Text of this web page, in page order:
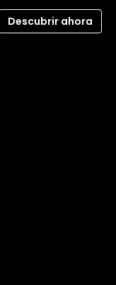
Descubrir ahora